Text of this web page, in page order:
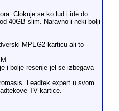
Clokuje se ko lud i ide do
40GB slim. Naravno i neki bolji
MPEG2 karticu ali to
i bolje resenje jel se izbegava
Leadtek expert u svom
TV kartice.